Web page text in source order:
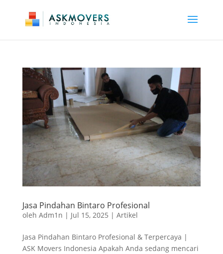
Jasa Pindahan Bintaro Profesional
oleh Adm1n | Jul 15, 2025 | Artikel
Jasa Pindahan Bintaro Profesional & Terpercaya |
ASK Movers Indonesia Apakah Anda sedang mencari